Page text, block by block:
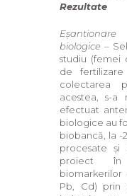
Rezultate
biologice –
studiu (femei
de
colectarea
acestea, s-a
efectuat
biologice au
biobancă, la -
procesate și
proiect în
biomarkerilor
Pb, Cd) prin